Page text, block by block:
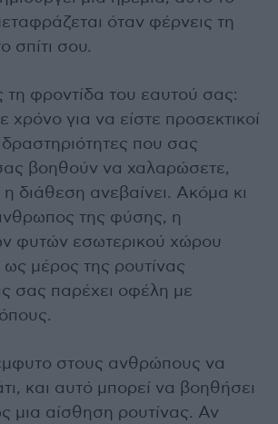
όταν φέρνεις τη
σπίτι σου.
φροντίδα του εαυτού σας:
χρόνο για να είστε προσεκτικοί
που σας
βοηθούν να χαλαρώσετε,
διάθεση ανεβαίνει. Ακόμα κι
της φύσης, η
φυτών εσωτερικού χώρου
μέρος της ρουτίνας
σας παρέχει οφέλη με
στους ανθρώπους να
και αυτό μπορεί να βοηθήσει
μια αίσθηση ρουτίνας. Αν